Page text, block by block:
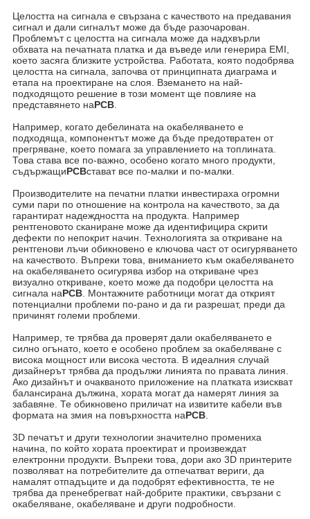
Целостта на сигнала е свързана с качеството на предавания
сигнал и дали сигналът може да бъде разочарован.
Проблемът с целостта на сигнала може да надхвърли
обхвата на печатната платка и да въведе или генерира EMI,
което засяга близките устройства. Работата, която подобрява
целостта на сигнала, започва от принципната диаграма и
етапа на проектиране на слоя. Вземането на най-
подходящото решение в този момент ще повлияе на
представянето наPCB.
Например, когато дебелината на окабеляването е
подходяща, компонентът може да бъде предотвратен от
прегряване, което помага за управлението на топлината.
Това става все по-важно, особено когато много продукти,
съдържащиPCBстават все по-малки и по-малки.
Производителите на печатни платки инвестираха огромни
суми пари по отношение на контрола на качеството, за да
гарантират надеждността на продукта. Например
рентгеновото сканиране може да идентифицира скрити
дефекти по непокрит начин. Технологията за откриване на
рентгенови лъчи обикновено е ключова част от осигуряването
на качеството. Въпреки това, вниманието към окабеляването
на окабеляването осигурява избор на откриване чрез
визуално откриване, което може да подобри целостта на
сигнала наPCB. Монтажните работници могат да открият
потенциални проблеми по-рано и да ги разрешат, преди да
причинят големи проблеми.
Например, те трябва да проверят дали окабеляването е
силно огънато, което е особено проблем за окабеляване с
висока мощност или висока честота. В идеалния случай
дизайнерът трябва да продължи линията по правата линия.
Ако дизайнът и очакваното приложение на платката изискват
балансирана дължина, хората могат да намерят линия за
забавяне. Те обикновено приличат на извитите кабели във
формата на змия на повърхността наPCB.
3D печатът и други технологии значително промениха
начина, по който хората проектират и произвеждат
електронни продукти. Въпреки това, дори ако 3D принтерите
позволяват на потребителите да отпечатват вериги, да
намалят отпадъците и да подобрят ефективността, те не
трябва да пренебрегват най-добрите практики, свързани с
окабеляване, окабеляване и други подробности.